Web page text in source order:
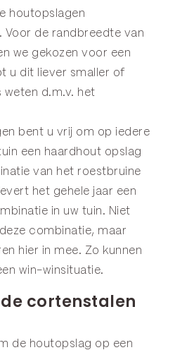
houtopslagen
Voor de randbreedte van
we gekozen voor een
u dit liever smaller of
weten d.m.v. het
bent u vrij om op iedere
een haardhout opslag
van het roestbruine
het gehele jaar een
in uw tuin. Niet
combinatie, maar
hier in mee. Zo kunnen
win-winsituatie.
cortenstalen
de houtopslag op een